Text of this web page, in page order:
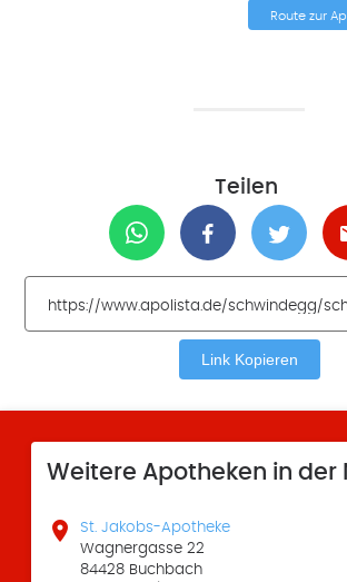
Route zur
Teilen
Link Kopieren
Weitere Apotheken in der

St. Jakobs-Apotheke
Wagnergasse 22
84428 Buchbach